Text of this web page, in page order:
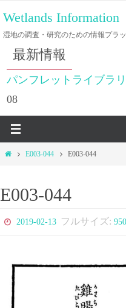
ン
テ
ツ
ス
プ
Wetlands Information
湿地の調査・研究のための情報プラ
最新情報
パンフレットライブラ
08
ホ
E003-044 E003-044
E003-044
2019-02-13 フルサイズ: